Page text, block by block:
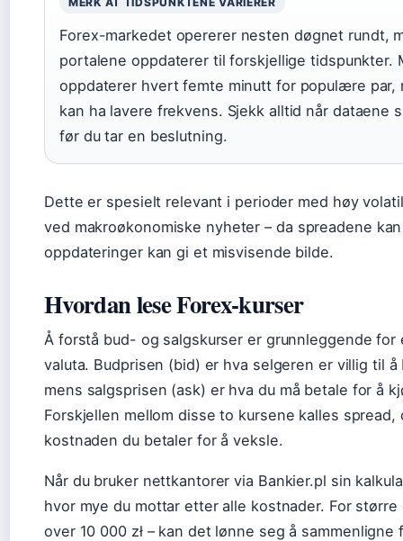
Forex-markedet opererer nesten døgnet rundt,
portalene oppdaterer til forskjellige tidspunkter.
oppdaterer hvert femte minutt for populære par,
kan ha lavere frekvens. Sjekk alltid når dataene
før du tar en beslutning.
Dette er spesielt relevant i perioder med høy
ved makroøkonomiske nyheter – da spreadene
oppdateringer kan gi et misvisende bilde.
Hvordan lese Forex-kurser
Å forstå bud- og salgskurser er grunnleggende for
valuta. Budprisen (bid) er hva selgeren er villig til
mens salgsprisen (ask) er hva du må betale for å
Forskjellen mellom disse to kursene kalles
kostnaden du betaler for å veksle.
Når du bruker nettkantorer via Bankier.pl sin
hvor mye du mottar etter alle kostnader. For
over 10 000 zł – kan det lønne seg å